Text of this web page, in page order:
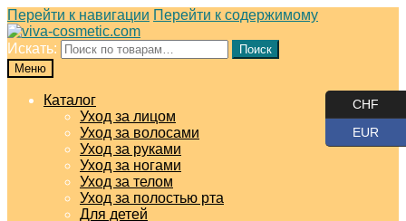
Перейти к навигации Перейти к содержимому
Искать:
Поиск
Меню
Каталог
Уход за лицом
Уход за волосами
Уход за руками
Уход за ногами
Уход за телом
Уход за полостью рта
Для детей
CHF
EUR